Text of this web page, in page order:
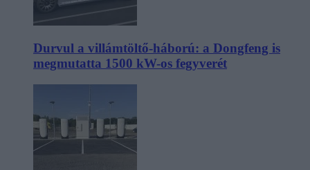
Durvul a villámtöltő-háború: a Dongfeng is
megmutatta 1500 kW-os fegyverét